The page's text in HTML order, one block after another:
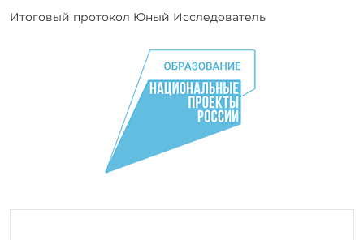
Итоговый протокол Юный Исследователь